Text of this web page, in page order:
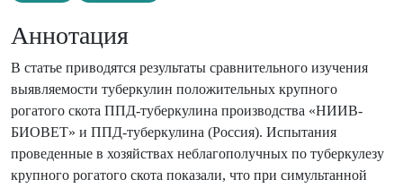
Аннотация
В статье приводятся результаты сравнительного изучения
выявляемости туберкулин положительных крупного
рогатого скота ППД-туберкулина производства «НИИВ-
БИОВЕТ» и ППД-туберкулина (Россия). Испытания
проведенные в хозяйствах неблагополучных по туберкулезу
крупного рогатого скота показали, что при симультанной